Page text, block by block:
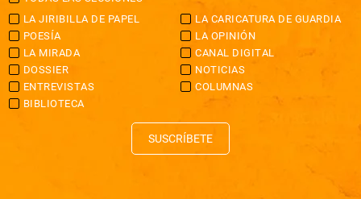
LA JIRIBILLA DE PAPEL
LA CARICATURA DE GUARDIA
POESÍA
LA OPINIÓN
LA MIRADA
CANAL DIGITAL
DOSSIER
NOTICIAS
ENTREVISTAS
COLUMNAS
BIBLIOTECA
SUSCRÍBETE